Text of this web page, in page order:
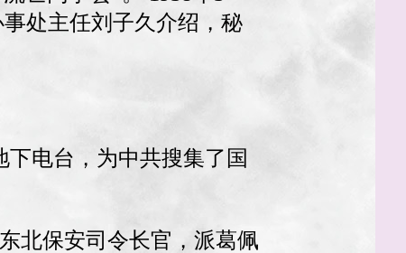
处主任刘子久介绍，秘
电台，为中共搜集了国
北保安司令长官，派葛佩